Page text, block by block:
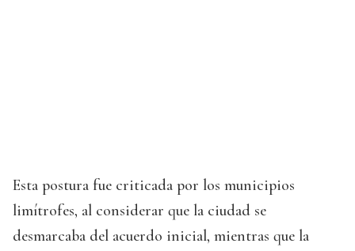
Esta postura fue criticada por los municipios
limítrofes, al considerar que la ciudad se
desmarcaba del acuerdo inicial, mientras que la